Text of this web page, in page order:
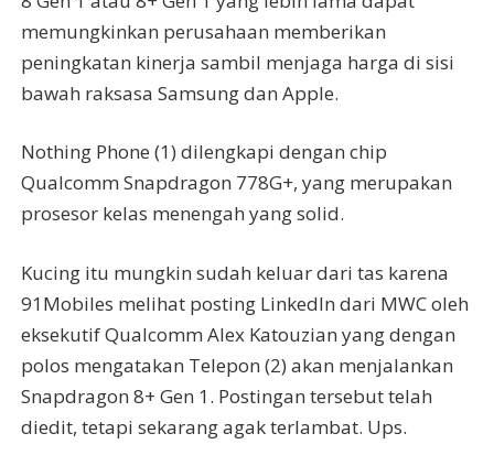
memungkinkan perusahaan memberikan
peningkatan kinerja sambil menjaga harga di sisi
bawah raksasa Samsung dan Apple.
Nothing Phone (1) dilengkapi dengan chip
Qualcomm Snapdragon 778G+, yang merupakan
prosesor kelas menengah yang solid.
Kucing itu mungkin sudah keluar dari tas karena
91Mobiles melihat posting LinkedIn dari MWC oleh
eksekutif Qualcomm Alex Katouzian yang dengan
polos mengatakan Telepon (2) akan menjalankan
Snapdragon 8+ Gen 1. Postingan tersebut telah
diedit, tetapi sekarang agak terlambat. Ups.